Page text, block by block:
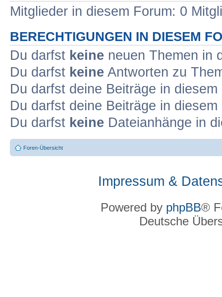
Mitglieder in diesem Forum: 0
BERECHTIGUNGEN IN DIESEM
Du darfst keine neuen Themen in
Du darfst keine Antworten zu
Du darfst deine Beiträge in
Du darfst deine Beiträge in
Du darfst keine Dateianhänge in
Foren-Übersicht
Impressum &
Powered by phpBB®
Deutsche